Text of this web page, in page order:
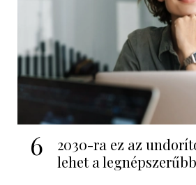
6
2030-ra ez az
lehet a legnépszerűbb